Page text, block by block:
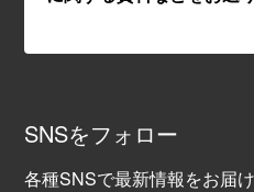
SNSをフォロー
各種SNSで最新情報をお届け